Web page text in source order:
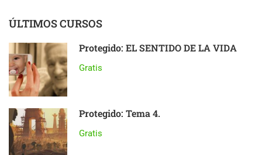
ÚLTIMOS CURSOS
Protegido: EL SENTIDO DE LA VIDA
Gratis
Protegido: Tema 4.
Gratis